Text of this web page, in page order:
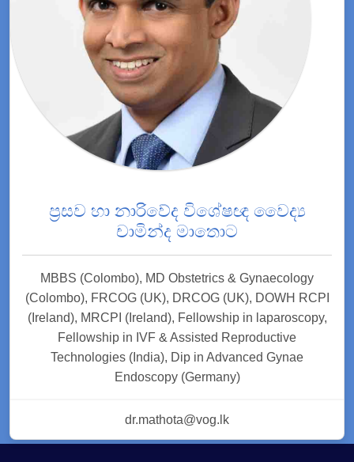
ප්‍රසව හා නාරිවේද විශේෂඥ වෛද්‍ය
චාමින්ද මාතොට
MBBS (Colombo), MD Obstetrics & Gynaecology
(Colombo), FRCOG (UK), DRCOG (UK), DOWH RCPI
(Ireland), MRCPI (Ireland), Fellowship in laparoscopy,
Fellowship in IVF & Assisted Reproductive
Technologies (India), Dip in Advanced Gynae
Endoscopy (Germany)
dr.mathota@vog.lk